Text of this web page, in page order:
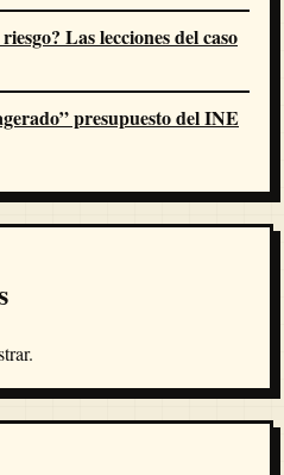
Las lecciones del caso
presupuesto del INE